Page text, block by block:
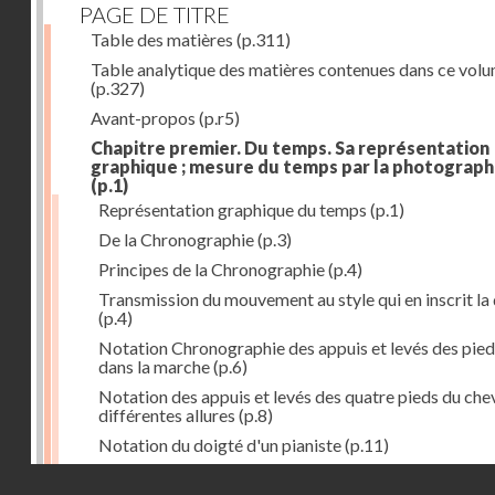
PAGE DE TITRE
Table des matières (p.311)
Table analytique des matières contenues dans ce
(p.327)
Avant-propos (p.r5)
Chapitre premier. Du temps. Sa représentation
graphique ; mesure du temps par la
(p.1)
Représentation graphique du temps (p.1)
De la Chronographie(p.3)
Principes de la Chronographie(p.4)
Transmission du mouvement au style qui en inscrit la
(p.4)
Notation Chronographie des appuis et levés des
dans la marche(p.6)
Notation des appuis et levés des quatre pieds du
différentes allures (p.8)
Notation du doigté d'un pianiste(p.11)